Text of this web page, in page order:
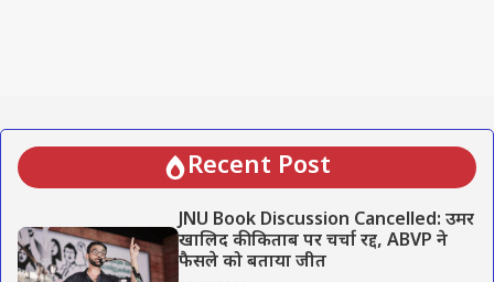
Recent Post
JNU Book Discussion Cancelled: उमर
खालिद की किताब पर चर्चा रद्द, ABVP ने
फैसले को बताया जीत